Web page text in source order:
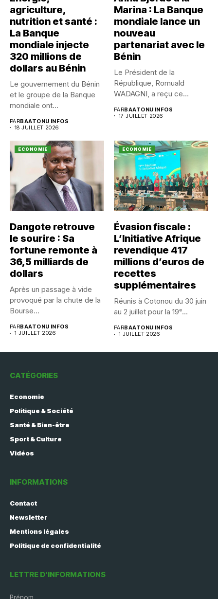
agriculture,
nutrition et santé :
La Banque
mondiale injecte
320 millions de
dollars au Bénin
Le gouvernement du Bénin
et le groupe de la Banque
mondiale ont...
PARBAATONU INFOS
18 JUILLET 2026
Marina : La Banque
mondiale lance un
nouveau
partenariat avec le
Bénin
Le Président de la
République, Romuald
WADAGNI, a reçu ce
PARBAATONU INFOS
17 JUILLET 2026
ECONOMIE
Dangote retrouve
le sourire : Sa
fortune remonte à
36,5 milliards de
dollars
Après un passage à vide
provoqué par la chute de la
Bourse...
PARBAATONU INFOS
1 JUILLET 2026
ECONOMIE
Évasion fiscale :
L’Initiative Afrique
revendique 417
millions d’euros de
recettes
supplémentaires
Réunis à Cotonou du 30 juin
au 2 juillet pour la 19ᵉ...
PARBAATONU INFOS
1 JUILLET 2026
CATÉGORIES
Economie
Politique & Société
Santé & Bien-être
Sport & Culture
Vidéos
INFORMATIONS
Contact
Newsletter
Mentions légales
Politique de confidentialité
LETTRE D’INFORMATIONS